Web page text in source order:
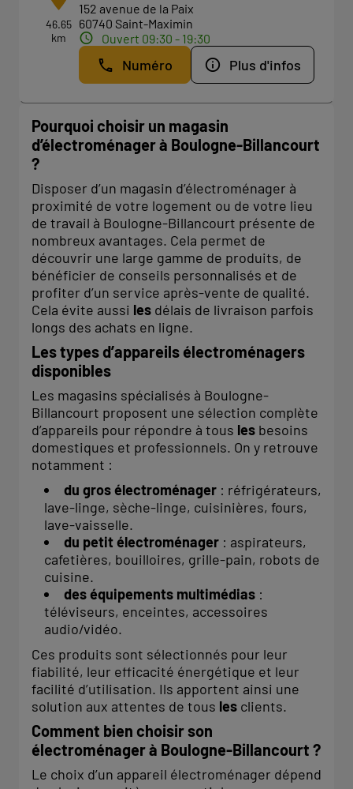
46.65
km
152 avenue de la Paix
60740 Saint-Maximin
Ouvert 09:30 - 19:30
Numéro Plus d'infos
Pourquoi choisir un magasin
d’électroménager à Boulogne-Billancourt
?
Disposer d’un magasin d’électroménager à
proximité de votre logement ou de votre lieu
de travail à Boulogne-Billancourt présente de
nombreux avantages. Cela permet de
découvrir une large gamme de produits, de
bénéficier de conseils personnalisés et de
profiter d’un service après-vente de qualité.
Cela évite aussi les délais de livraison parfois
longs des achats en ligne.
Les types d’appareils électroménagers
disponibles
Les magasins spécialisés à Boulogne-
Billancourt proposent une sélection complète
d’appareils pour répondre à tous les besoins
domestiques et professionnels. On y retrouve
notamment :
du gros électroménager : réfrigérateurs,
lave-linge, sèche-linge, cuisinières, fours,
lave-vaisselle.
du petit électroménager : aspirateurs,
cafetières, bouilloires, grille-pain, robots de
cuisine.
des équipements multimédias :
téléviseurs, enceintes, accessoires
audio/vidéo.
Ces produits sont sélectionnés pour leur
fiabilité, leur efficacité énergétique et leur
facilité d’utilisation. Ils apportent ainsi une
solution aux attentes de tous les clients.
Comment bien choisir son
électroménager à Boulogne-Billancourt ?
Le choix d’un appareil électroménager dépend